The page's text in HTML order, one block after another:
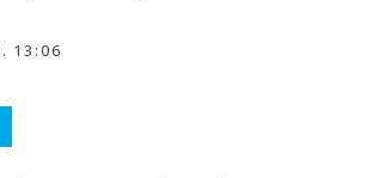
13:06